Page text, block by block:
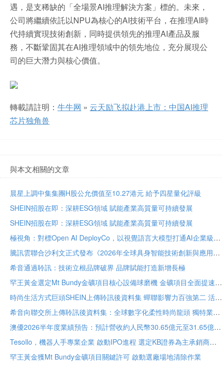
遇，是支稀缺的「全場景AI推理解決方案」標的。未來，
公司將繼續依託以NPU為核心的AI技術平台，在推理AI時
代持續實現技術創新，同時提供領先的推理AI產品及服
務，不斷鞏固其在AI推理領域中的領先地位，充分展現公
司的巨大潛力與核心價值。
轉載請註明： 牛牛网 » 云天励飞拟赴港上市：中国AI推理
芯片独角兽
與本文相關的文章
晨星上調中集集團H股公允價值至10.27港元 給予四星量化評級
SHEIN招股在即：深耕ESG領域 賦能產業高質量可持續發展
SHEIN招股在即：深耕ESG領域 賦能產業高質量可持續發展
極視角：對標Open AI DeployCo，以視覺語言大模型打通AI企業級落地“最後一公里”
騰訊雲聯合沙利文正式發布《2026年全球具身智能技術創新與應用白皮書》
希音通過聆訊：技術立根品牌破界 品牌賦能打造新增長極
罕王黃金選定Mt Bundy金礦項目核心設備球磨機 金礦項目全面提速
時尚生活方式巨頭SHEIN上傳聆訊後資料集 蟬聯影響力百強第二 活躍顧客達2.73億
希音向聯交所上傳聆訊後資料集：全球數字化柔性時尚龍頭 獨特業務模式構築堅固護城河
澳優2026半年度業績預告：預計營收約人民幣30.65億元至31.65億元 核心業務基礎保持穩定
Tesollo，機器人手專業企業 啟動IPO進程 選定KB證券為主承銷商
罕王黃金獲Mt Bundy金礦項目關鍵許可 啟動選廠場地清除作業